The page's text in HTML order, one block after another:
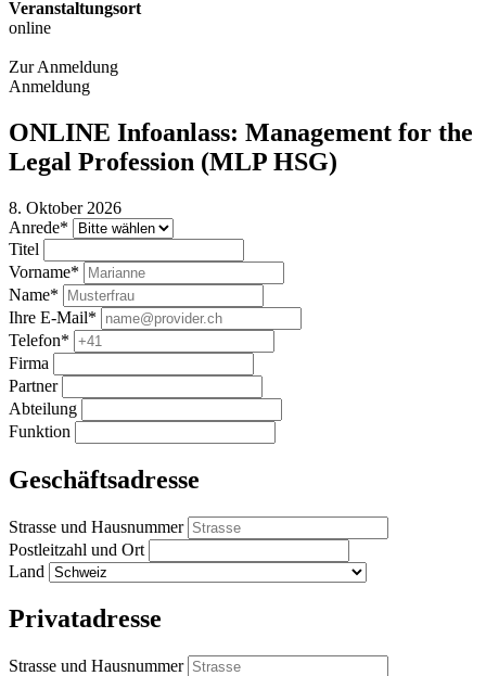
Veranstaltungsort
online
Zur Anmeldung
Anmeldung
ONLINE Infoanlass: Management for the
Legal Profession (MLP HSG)
8. Oktober 2026
Anrede*
Titel
Vorname*
Name*
Ihre E-Mail*
Telefon*
Firma
Partner
Abteilung
Funktion
Geschäftsadresse
Strasse und Hausnummer
Postleitzahl und Ort
Land
Privatadresse
Strasse und Hausnummer